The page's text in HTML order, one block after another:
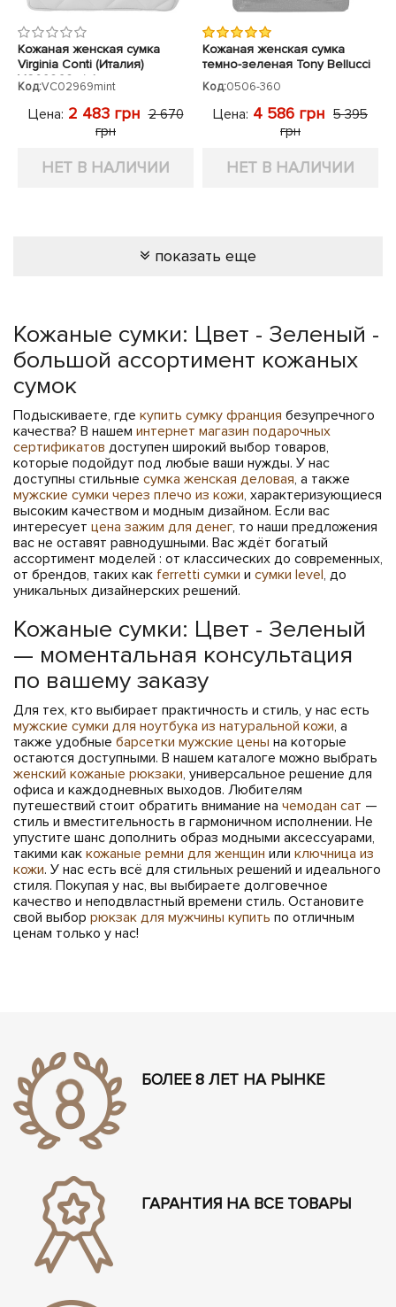
Кожаная женская сумка
Virginia Conti (Италия)
VC02969mint
Код:VC02969mint
Цена: 2 483 грн 2 670
грн
НЕТ В НАЛИЧИИ
Кожаная женская сумка
темно-зеленая Tony Bellucci
под крокодила
Код:0506-360
Цена: 4 586 грн 5 395
грн
НЕТ В НАЛИЧИИ
показать еще
Кожаные сумки: Цвет - Зеленый -
большой ассортимент кожаных
сумок
Подыскиваете, где купить сумку франция безупречного
качества? В нашем интернет магазин подарочных
сертификатов доступен широкий выбор товаров,
которые подойдут под любые ваши нужды. У нас
доступны стильные сумка женская деловая, а также
мужские сумки через плечо из кожи, характеризующиеся
высоким качеством и модным дизайном. Если вас
интересует цена зажим для денег, то наши предложения
вас не оставят равнодушными. Вас ждёт богатый
ассортимент моделей : от классических до современных,
от брендов, таких как ferretti сумки и сумки level, до
уникальных дизайнерских решений.
Кожаные сумки: Цвет - Зеленый
— моментальная консультация
по вашему заказу
Для тех, кто выбирает практичность и стиль, у нас есть
мужские сумки для ноутбука из натуральной кожи, а
также удобные барсетки мужские цены на которые
остаются доступными. В нашем каталоге можно выбрать
женский кожаные рюкзаки, универсальное решение для
офиса и каждодневных выходов. Любителям
путешествий стоит обратить внимание на чемодан сат —
стиль и вместительность в гармоничном исполнении. Не
упустите шанс дополнить образ модными аксессуарами,
такими как кожаные ремни для женщин или ключница из
кожи. У нас есть всё для стильных решений и идеального
стиля. Покупая у нас, вы выбираете долговечное
качество и неподвластный времени стиль. Остановите
свой выбор рюкзак для мужчины купить по отличным
ценам только у нас!
БОЛЕЕ 8 ЛЕТ НА РЫНКЕ
ГАРАНТИЯ НА ВСЕ ТОВАРЫ